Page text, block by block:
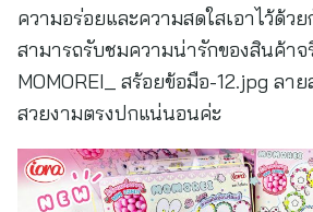
ความอร่อยและความสดใสเอาไว้ด้ว
สามารถรับชมความน่ารักของสินค้า
MOMOREI_ สร้อยข้อมือ-12.jpg ลาย
สวยงามตรงปกแน่นอนค่ะ